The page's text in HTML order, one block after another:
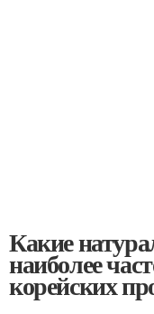
Какие
наиболее
корейских